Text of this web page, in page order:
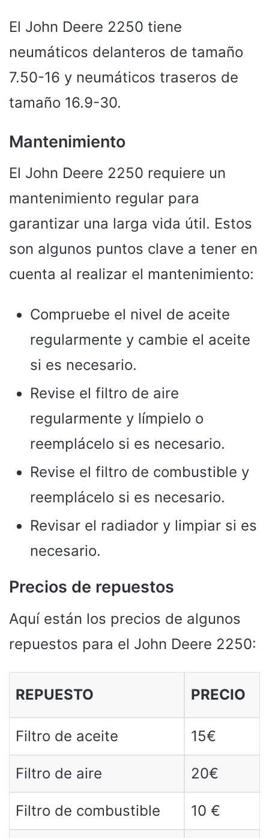
El John Deere 2250 tiene
neumáticos delanteros de tamaño
7.50-16 y neumáticos traseros de
tamaño 16.9-30.
Mantenimiento
El John Deere 2250 requiere un
mantenimiento regular para
garantizar una larga vida útil. Estos
son algunos puntos clave a tener en
cuenta al realizar el mantenimiento:
Compruebe el nivel de aceite
regularmente y cambie el aceite
si es necesario.
Revise el filtro de aire
regularmente y límpielo o
reemplácelo si es necesario.
Revise el filtro de combustible y
reemplácelo si es necesario.
Revisar el radiador y limpiar si es
necesario.
Precios de repuestos
Aquí están los precios de algunos
repuestos para el John Deere 2250:
REPUESTO PRECIO
Filtro de aceite 15€
Filtro de aire 20€
Filtro de combustible 10 €